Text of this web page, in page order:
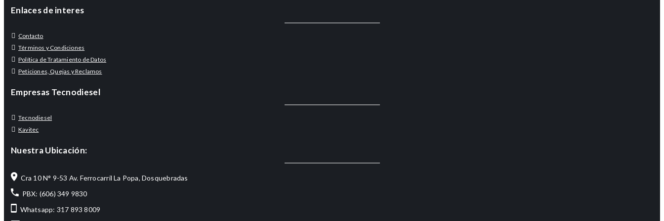
Enlaces de interes
Contacto
Términos y Condiciones
Política de Tratamiento de Datos
Peticiones, Quejas y Reclamos
Empresas Tecnodiesel
Tecnodiesel
Kavitec
Nuestra Ubicación:
Cra 10 N° 9-53 Av. Ferrocarril La Popa, Dosquebradas
PBX: (606) 349 9830
Whatsapp: 317 893 8009